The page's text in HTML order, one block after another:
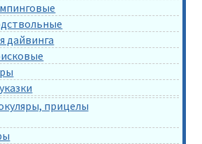
дайвинга
прицелы